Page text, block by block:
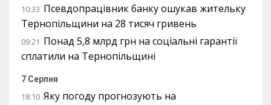
10:33 Псевдопрацівник банку ошукав жительку
Тернопільщини на 28 тисяч гривень
09:21 Понад 5,8 млрд грн на соціальні гарантії
сплатили на Тернопільщині
7 Серпня
18:10 Яку погоду прогнозують на